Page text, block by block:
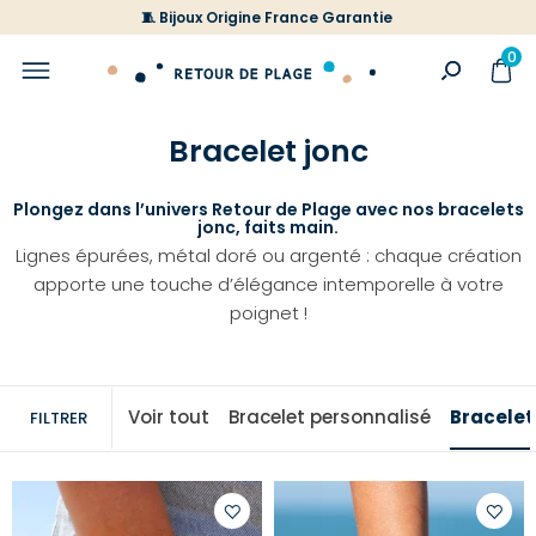
🧵 Bijoux Origine France Garantie
0
Bracelet jonc
Plongez dans l’univers Retour de Plage avec nos bracelets
jonc, faits main.
Lignes épurées, métal doré ou argenté : chaque création
apporte une touche d’élégance intemporelle à votre
poignet !
FILTRER Voir tout Bracelet personnalisé